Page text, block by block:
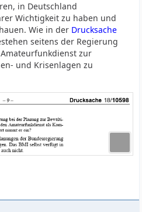
in Deutschland
Wichtigkeit zu haben und
Wie in der Drucksache
seitens der Regierung
zur
und Krisenlagen zu